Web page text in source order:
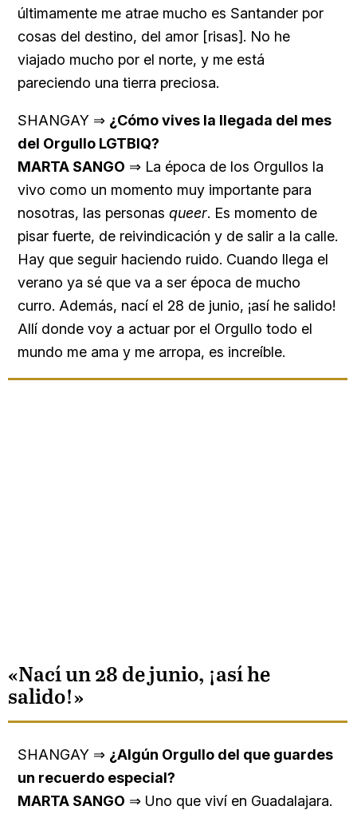
últimamente me atrae mucho es Santander por
cosas del destino, del amor [risas]. No he
viajado mucho por el norte, y me está
pareciendo una tierra preciosa.
SHANGAY ⇒ ¿Cómo vives la llegada del mes
del Orgullo LGTBIQ?
MARTA SANGO ⇒ La época de los Orgullos la
vivo como un momento muy importante para
nosotras, las personas queer. Es momento de
pisar fuerte, de reivindicación y de salir a la calle.
Hay que seguir haciendo ruido. Cuando llega el
verano ya sé que va a ser época de mucho
curro. Además, nací el 28 de junio, ¡así he salido!
Allí donde voy a actuar por el Orgullo todo el
mundo me ama y me arropa, es increíble.
«Nací un 28 de junio, ¡así he
salido!»
SHANGAY ⇒ ¿Algún Orgullo del que guardes
un recuerdo especial?
MARTA SANGO ⇒ Uno que viví en Guadalajara.